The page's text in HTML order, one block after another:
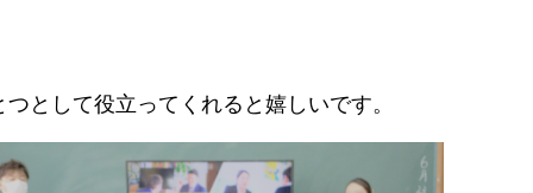
として役立ってくれると嬉しいです。